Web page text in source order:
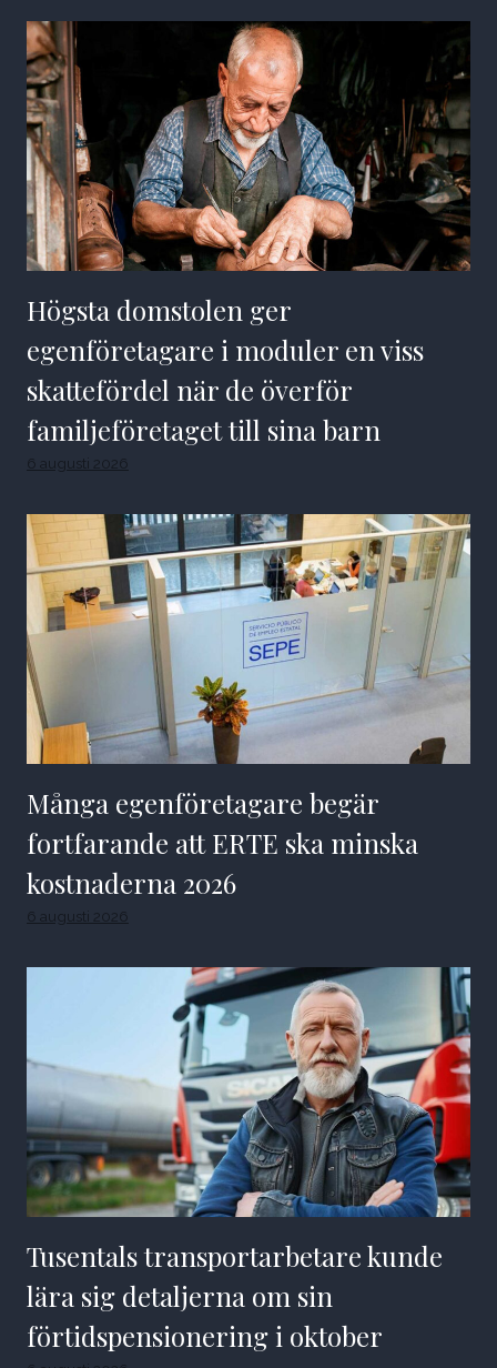
Högsta domstolen ger
egenföretagare i moduler en viss
skattefördel när de överför
familjeföretaget till sina barn
6 augusti 2026
Många egenföretagare begär
fortfarande att ERTE ska minska
kostnaderna 2026
6 augusti 2026
Tusentals transportarbetare kunde
lära sig detaljerna om sin
förtidspensionering i oktober